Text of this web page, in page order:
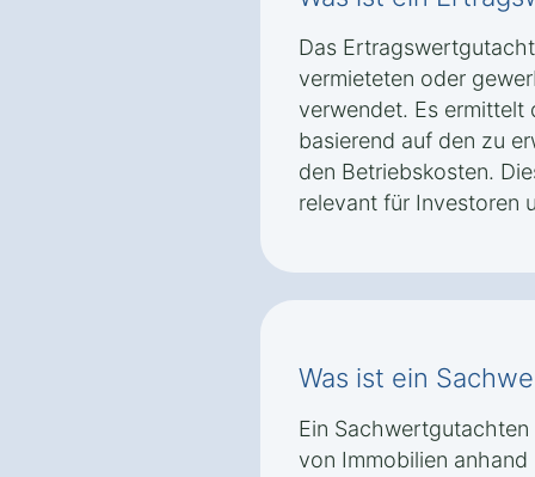
Das
vermieteten oder
verwendet. Es ermittelt
basierend auf den zu
den Betriebskosten.
relevant für Investoren
Was ist ein
Ein
von Immobilien